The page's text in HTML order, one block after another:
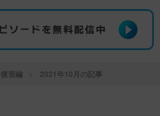
習編 2021年10月の記事